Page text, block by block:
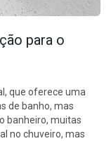
para o
que oferece uma
de banho, mas
banheiro, muitas
no chuveiro, mas